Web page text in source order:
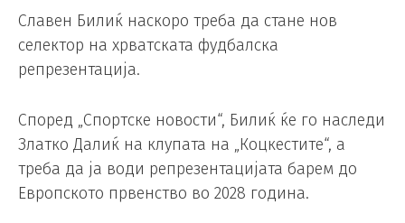
Славен Билиќ наскоро треба да стане нов
селектор на хрватската фудбалска
репрезентација.
Според „Спортске новости“, Билиќ ќе го наследи
Златко Далиќ на клупата на „Коцкестите“, а
треба да ја води репрезентацијата барем до
Европското првенство во 2028 година.